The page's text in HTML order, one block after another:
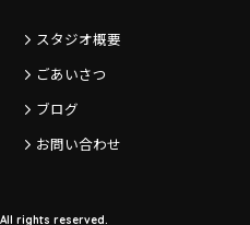
スタジオ概要
ごあいさつ
ブログ
お問い合わせ
rights reserved.